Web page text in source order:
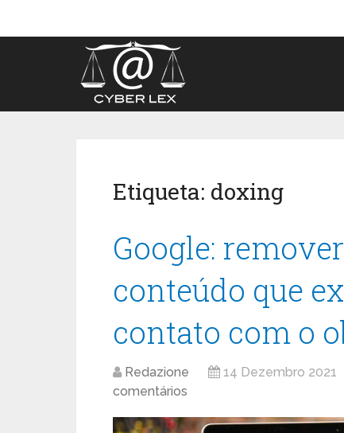
Etiqueta: doxing
Google:
conteúdo que
contato com o
Redazione 14 Dezembro 2021
comentários